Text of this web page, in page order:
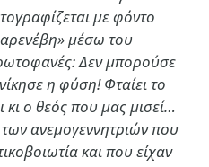
με φόντο
μέσω του
Δεν μπορούσε
η φύση! Φταίει το
κι ο θεός που μας μισεί…
ανεμογεννητριών που
και που είχαν